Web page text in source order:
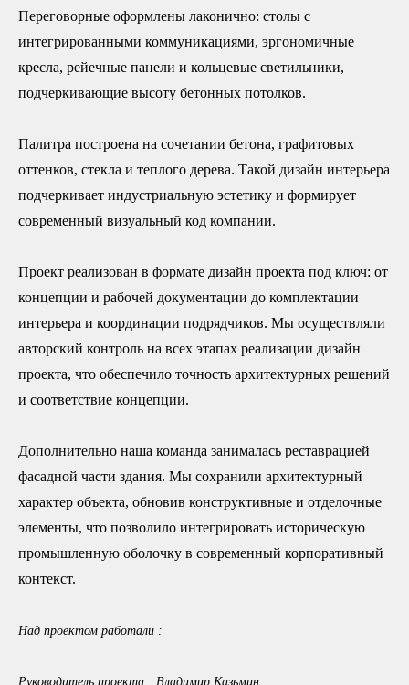
Переговорные оформлены лаконично: столы с
интегрированными коммуникациями, эргономичные
кресла, рейечные панели и кольцевые светильники,
подчеркивающие высоту бетонных потолков.
Палитра построена на сочетании бетона, графитовых
оттенков, стекла и теплого дерева. Такой дизайн интерьера
подчеркивает индустриальную эстетику и формирует
современный визуальный код компании.
Проект реализован в формате дизайн проекта под ключ: от
концепции и рабочей документации до комплектации
интерьера и координации подрядчиков. Мы осуществляли
авторский контроль на всех этапах реализации дизайн
проекта, что обеспечило точность архитектурных решений
и соответствие концепции.
Дополнительно наша команда занималась реставрацией
фасадной части здания. Мы сохранили архитектурный
характер объекта, обновив конструктивные и отделочные
элементы, что позволило интегрировать историческую
промышленную оболочку в современный корпоративный
контекст.
Над проектом работали :
Руководитель проекта : Владимир Казьмин,